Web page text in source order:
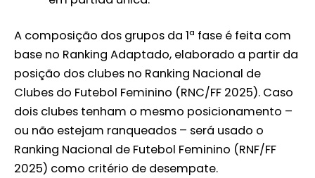
A composição dos grupos da 1ª fase é feita com
base no Ranking Adaptado, elaborado a partir da
posição dos clubes no Ranking Nacional de
Clubes do Futebol Feminino (RNC/FF 2025). Caso
dois clubes tenham o mesmo posicionamento –
ou não estejam ranqueados – será usado o
Ranking Nacional de Futebol Feminino (RNF/FF
2025) como critério de desempate.